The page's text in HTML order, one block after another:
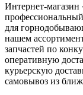
Интернет-
для
нашем
запчастей по
оперативную
курьерскую
самовывоз из